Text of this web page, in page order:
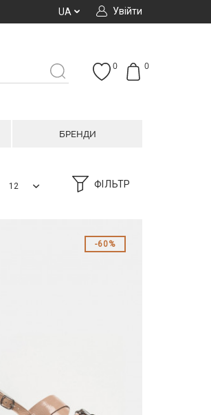
Увійти
UA
0
0
БРЕНДИ
ФІЛЬТР
12
60%